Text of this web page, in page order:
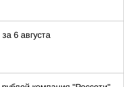
6 августа